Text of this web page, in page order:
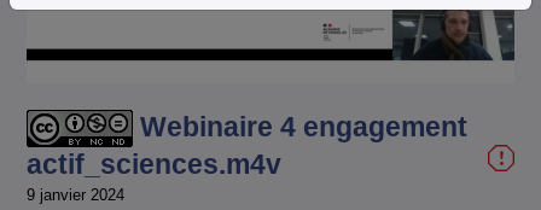
Webinaire 4 engagement
actif_sciences.m4v
9 janvier 2024